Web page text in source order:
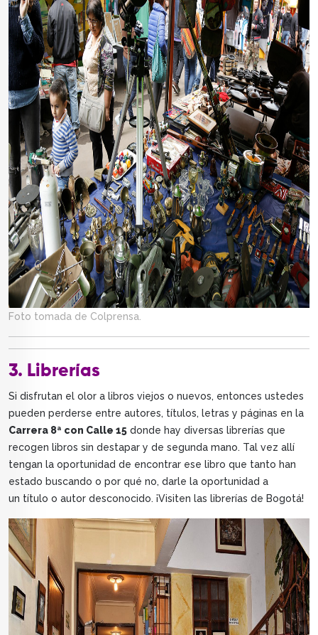
Foto tomada de Colprensa.
3. Librerías
Si disfrutan el olor a libros viejos o nuevos, entonces ustedes
pueden perderse entre autores, títulos, letras y páginas en la
Carrera 8ª con Calle 15 donde hay diversas librerías que
recogen libros sin destapar y de segunda mano. Tal vez allí
tengan la oportunidad de encontrar ese libro que tanto han
estado buscando o por qué no, darle la oportunidad a
un título o autor desconocido. ¡Visiten las librerías de Bogotá!